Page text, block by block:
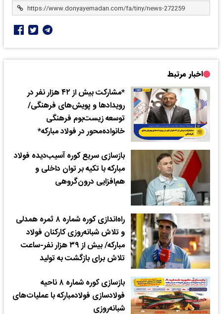
اخبار مرتبط
*مشارکت بیش از ۴۲ هزار نفر در
رویدادها و پویش‌های فرهنگی/
توسعه زیست‌بوم فرهنگی
خانواده‌محور در فولاد مبارکه*
بازسازی سریع کوره آسیب‌دیده فولاد
مبارکه با تکیه بر توان داخلی و
هم‌افزایی درون‌گروهی
راه‌اندازی کوره شماره ۸ ثمره همدلی
و تلاش شبانه‌روزی کارکنان فولاد
مبارکه/ بیش از ۳۹ هزار نفر-ساعت
تلاش برای بازگشت به تولید
بازسازی کوره شماره ۸ ناحیه
فولادسازی فولاد‌مبارکه با عملیات‌های
شبانه‌روزی